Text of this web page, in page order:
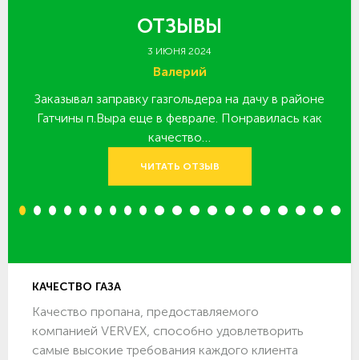
ОТЗЫВЫ
3 ИЮНЯ 2024
Валерий
Заказывал заправку газгольдера на дачу в районе
Гатчины п.Выра еще в феврале. Понравилась как
качество…
ЧИТАТЬ ОТЗЫВ
1 2 3 4 5 6 7 8 9 10 11 12 13 14 15 16 17 18 19 20
КАЧЕСТВО ГАЗА
Качество пропана, предоставляемого
компанией VERVEX, способно удовлетворить
самые высокие требования каждого клиента